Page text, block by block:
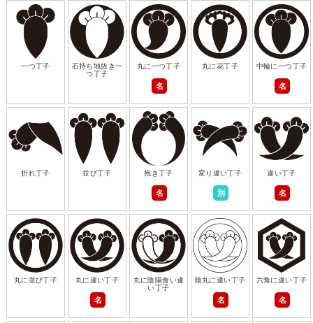
一つ丁子
石持ち地抜き一
つ丁子
丸に一つ丁子
名
丸に花丁子 中輪に一つ丁子
名
折れ丁子 並び丁子 抱き丁子
名
変り違い丁子
別
違い丁子
名
丸に並び丁子 丸に違い丁子
名
丸に陰陽食い違
い丁子
陰丸に違い丁子
名
六角に違い丁子
名